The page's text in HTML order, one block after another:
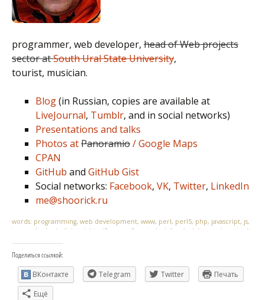
programmer, web developer, head of Web projects
sector atSouth Ural State University,
tourist, musician.
Blog(in Russian, copies are available at
LiveJournal, Tumblr, and in social networks)
Presentations and talks
Photos atPanoramio/ Google Maps
CPAN
GitHub and GitHub Gist
Social networks: Facebook, VK, Twitter, LinkedIn
me@shoorick.ru
words: programming, web development, www, perl, perl5, php, javascript, js,
jquery, bash, shell, html, html5, css, css3, unix, bsd, freebsd, linux, ubuntu, cli,
photo, openstreetmap, osm, lilypond, russian, english, deutsch, bike, bicycle,
hiking, white water, music, guitar, choir, bass, baritone
Поделиться ссылкой:
ВКонтакте
Telegram Twitter
Печать
Ещё